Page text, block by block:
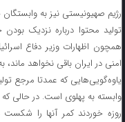
رژیم صهیونیستی نیز به
تولید محتوا درباره نزدیک
همچون اظهارات وزیر دفاع
امنی در ایران باقی نخواهد
یاوه‌گویی‌هایی که عمدتا مرجع
روزه خوردند کمر آنها را